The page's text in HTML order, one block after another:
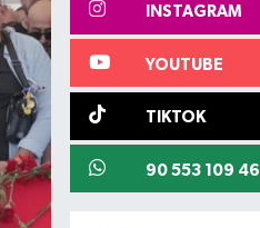
INSTAGRAM
YOUTUBE
TIKTOK
90 553 109